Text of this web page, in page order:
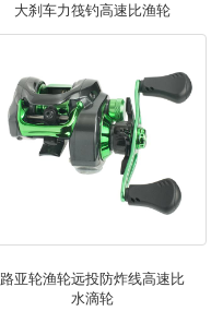
大刹车力筏钓高速比渔轮
路亚轮渔轮远投防炸线高速比
水滴轮